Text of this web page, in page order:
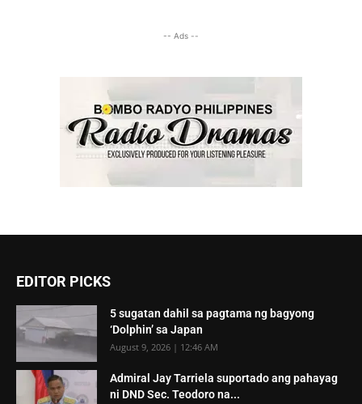
-- Ads --
EDITOR PICKS
5 sugatan dahil sa pagtama ng bagyong
‘Dolphin’ sa Japan
August 9, 2026 | 12:46 AM
Admiral Jay Tarriela suportado ang pahayag
ni DND Sec. Teodoro na...